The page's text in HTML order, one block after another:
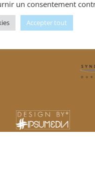
Nos Partenaires
un consentement
Accepter tout